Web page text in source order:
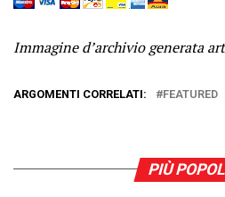
Immagine d’archivio generata
ARGOMENTI CORRELATI: FEATURED
PIÙ